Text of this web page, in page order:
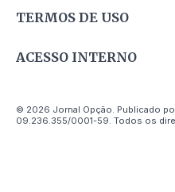
TERMOS DE USO
ACESSO INTERNO
© 2026 Jornal Opção. Publicado
09.236.355/0001-59. Todos os